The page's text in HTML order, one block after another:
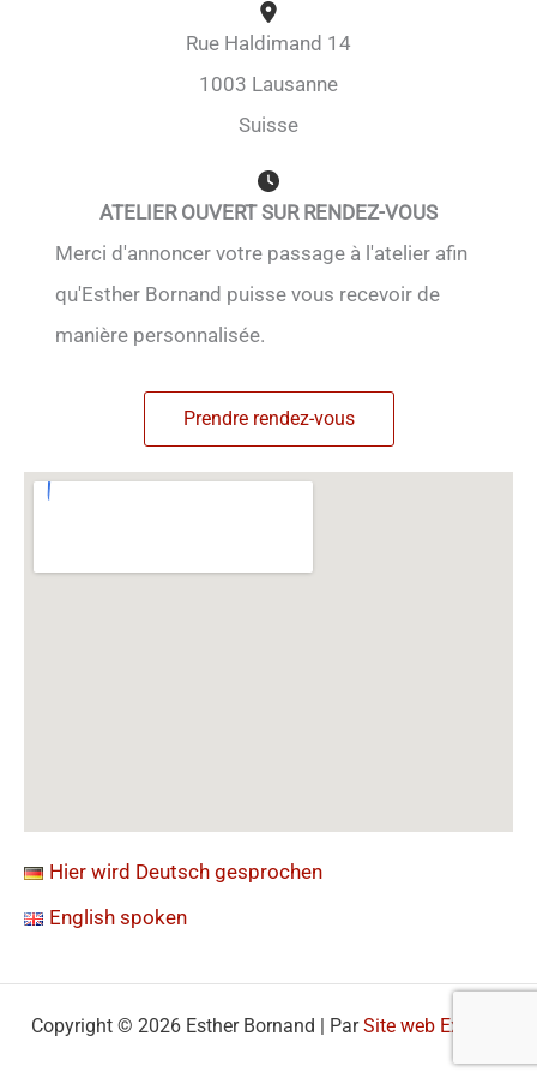
Rue Haldimand 14
1003 Lausanne
Suisse
ATELIER OUVERT SUR RENDEZ-VOUS
Merci d'annoncer votre passage à l'atelier afin
qu'Esther Bornand puisse vous recevoir de
manière personnalisée.
Prendre rendez-vous
Hier wird Deutsch gesprochen
English spoken
Copyright © 2026 Esther Bornand | ParSite web Express